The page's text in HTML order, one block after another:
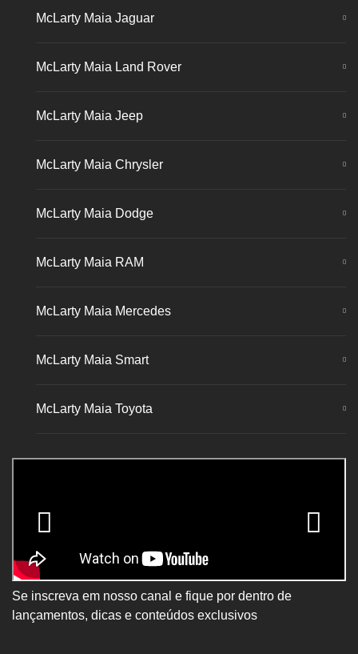
McLarty Maia Jaguar
McLarty Maia Land Rover
McLarty Maia Jeep
McLarty Maia Chrysler
McLarty Maia Dodge
McLarty Maia RAM
McLarty Maia Mercedes
McLarty Maia Smart
McLarty Maia Toyota
Se inscreva em nosso canal e fique por dentro de
lançamentos, dicas e conteúdos exclusivos